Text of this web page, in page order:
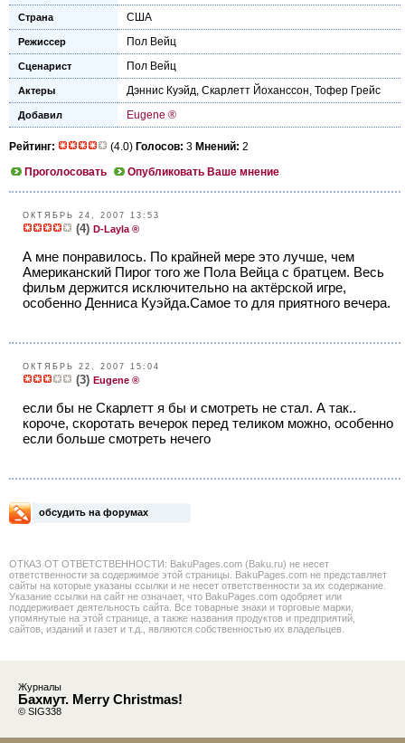
Страна США
Режиссер Пол Вейц
Сценарист Пол Вейц
Актеры Дэннис Куэйд, Скарлетт Йоханссон, Тофер Грейс
Добавил Eugene ®
Рейтинг: (4.0) Голосов: 3 Мнений: 2
Проголосовать
Опубликовать Ваше мнение
ОКТЯБРЬ 24, 2007 13:53
(4) D-Layla ®
А мне понравилось. По крайней мере это лучше, чем
Американский Пирог того же Пола Вейца с братцем. Весь
фильм держится исключительно на актёрской игре,
особенно Денниса Куэйда.Самое то для приятного вечера.
ОКТЯБРЬ 22, 2007 15:04
(3) Eugene ®
если бы не Скарлетт я бы и смотреть не стал. А так..
короче, скоротать вечерок перед теликом можно, особенно
если больше смотреть нечего
обсудить на форумах
ОТКАЗ ОТ ОТВЕТСТВЕННОСТИ: BakuPages.com (Baku.ru) не несет
ответственности за содержимое этой страницы. BakuPages.com не представляет
сайты на которые указаны ссылки и не несет ответственности за их содержание.
Указание ссылки на сайт не означает, что BakuPages.com одобряет или
поддерживает деятельность сайта. Все товарные знаки и торговые марки,
упомянутые на этой странице, а также названия продуктов и предприятий,
сайтов, изданий и газет и т.д., являются собственностью их владельцев.
Журналы
Бахмут. Merry Christmas!
© SIG338